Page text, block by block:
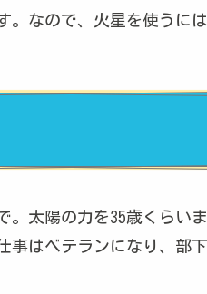
。なので、火星を使うに
。太陽の力を35歳くらい
事はベテランになり、部